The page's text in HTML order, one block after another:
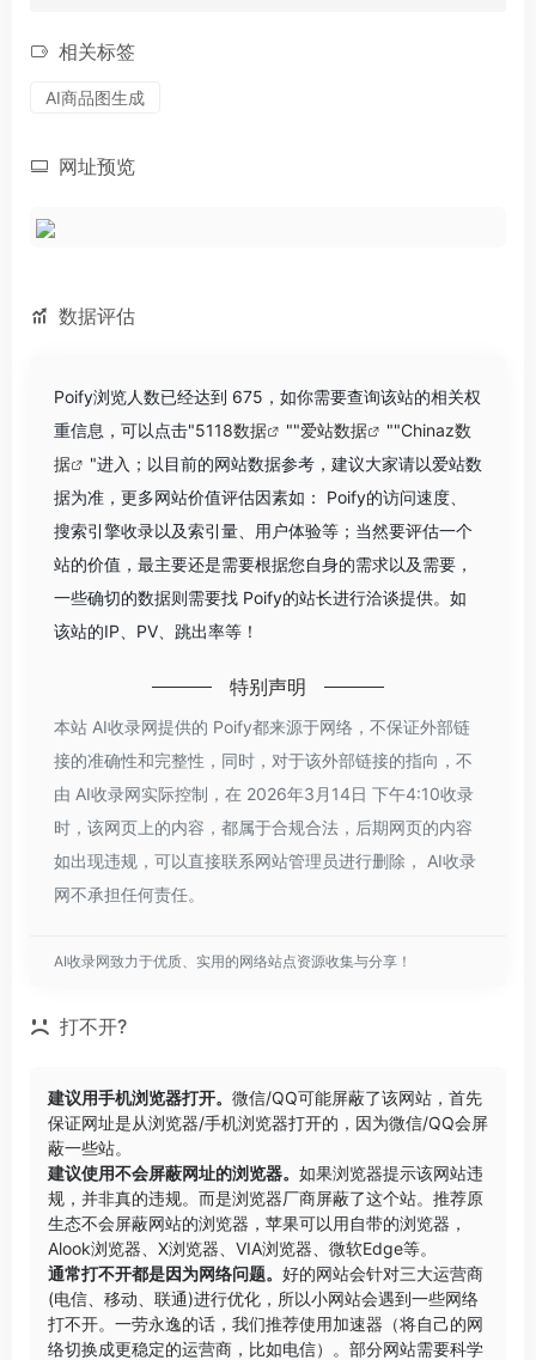
相关标签
AI商品图生成
网址预览
数据评估
Poify浏览人数已经达到 675，如你需要查询该站的相关权
重信息，可以点击"5118数据 ""爱站数据 ""Chinaz数
据
"进入；以目前的网站数据参考，建议大家请以爱站数
据为准，更多网站价值评估因素如： Poify的访问速度、
搜索引擎收录以及索引量、用户体验等；当然要评估一个
站的价值，最主要还是需要根据您自身的需求以及需要，
一些确切的数据则需要找 Poify的站长进行洽谈提供。如
该站的IP、PV、跳出率等！
特别声明
本站 AI收录网提供的 Poify都来源于网络，不保证外部链
接的准确性和完整性，同时，对于该外部链接的指向，不
由 AI收录网实际控制，在 2026年3月14日 下午4:10收录
时，该网页上的内容，都属于合规合法，后期网页的内容
如出现违规，可以直接联系网站管理员进行删除， AI收录
网不承担任何责任。
AI收录网致力于优质、实用的网络站点资源收集与分享！
打不开?
建议用手机浏览器打开。 微信/QQ可能屏蔽了该网站，首先
保证网址是从浏览器/手机浏览器打开的，因为微信/QQ会屏
蔽一些站。
建议使用不会屏蔽网址的浏览器。 如果浏览器提示该网站违
规，并非真的违规。而是浏览器厂商屏蔽了这个站。推荐原
生态不会屏蔽网站的浏览器，苹果可以用自带的浏览器，
Alook浏览器
X浏览器 VIA浏览器 微软Edge等。
通常打不开都是因为网络问题。 好的网站会针对三大运营商
(电信、移动、联通)进行优化，所以小网站会遇到一些网络
打不开。一劳永逸的话，我们推荐使用加速器（将自己的网
络切换成更稳定的运营商，比如电信）。部分网站需要科学